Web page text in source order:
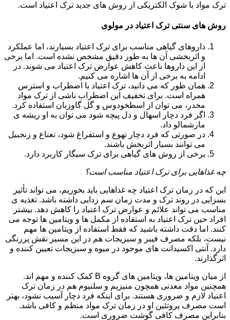
ترک مواد با شوک الکتریکی از روش های جدید ترک اعتیاد است.
روش های سنتی ترک اعتیاد در مولوی
داروهای گیاهی مناسب برای ترک اعتیاد بسیارند، اما عملکرد
و اثربخشی آن ها به طور دقیق مشخص نشده است. اما برخی
از این داروها باعث کاهش عوارض ترک اعتیاد می شوند. در
ادامه به برخی از آن ها اشاره می کنیم.
همان طور که می دانید، ترک اعتیاد با اضطراب و استرس
همراه است. برای تخفیف این اضطراب ناشی از ترک مواد
مخدر، می توان از اسطخودوس و گل گاوزبان استفاده کرد.
اگر فرد دچار اسهال و دل پیچه شود می توان به او ریشه ی
مارشمالو داد.
در صورتی که فرد دچار تهوع و استفراغ شود، نعناع و زنجبیل
می توانند بسیار اثربخش باشند.
برخی از روش های گیاهی برای ترک سیگار کاربرد دارد.
چه غذاهایی برای ترک اعتیاد مناسب است؟
این که در زمان ترک اعتیاد چه غذاهایی باید بخوریم، می تواند تأثیر
بسزایی در روند ترک و مدت زمان سم زدایی داشته باشد. تغذیه ی
مناسب می تواند علائم و عوارض ترک اعتیاد را کاهش دهد. بیشتر
افراد حین ترک اعتیاد به استفاده از مکمل ها و ویتامین ها توجه می
کنند. اما دقت داشته باشید که فقط استفاده از ویتامین ها مهم
نیست، بلکه مصرف فیبر و سبزیجات هم در این مسیر نقش پررنگی
دارد. آنتی اکسیدانت های موجود در میوه و سبزیجات تعیین کننده و
اثرگذارند.
از میان ویتامین ها، ویتامین های گروه B کمک کننده و مهم اند.
همچنین مواد معدنی همچون منیزیم و سلنیوم هم در زمان ترک
اعتیاد لازم و ضروری هستند. برای اینکه فرد دچار آسیب نشود، بهتر
است مصرف پروتئین او در زمان ترک مواد منظم و کافی باشد.
بنابراین مصرف کافی گوشت ضروری است.